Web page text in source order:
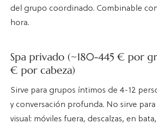
del grupo coordinado. Combinable
hora.
Spa privado (~180-445 € por
€ por cabeza)
Sirve para grupos íntimos de 4-12
y conversación profunda. No sirve
visual: móviles fuera, descalzas, en